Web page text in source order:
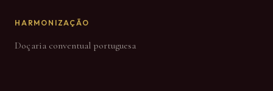
HARMONIZAÇÃO
Doçaria conventual portuguesa